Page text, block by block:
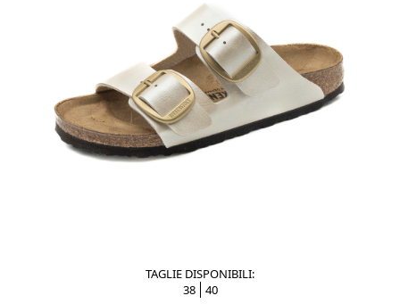
TAGLIE DISPONIBILI:
38
40